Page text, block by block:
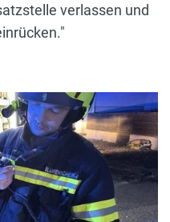
verlassen und